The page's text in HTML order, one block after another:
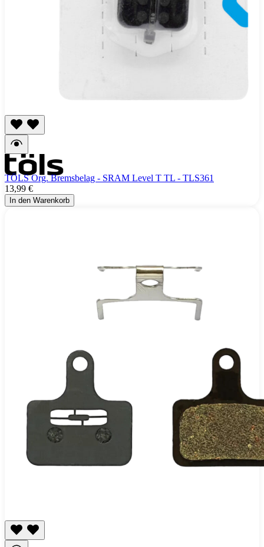
TÖLS Org. Bremsbelag - SRAM Level T TL - TLS361
13,99 €
In den Warenkorb